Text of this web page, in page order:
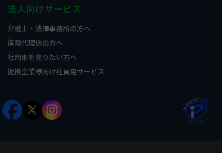
法人向けサービス
弁護士・法律事務所の方へ
保険代理店の方へ
社用車を売りたい方へ
提携企業様向け社員用サービス